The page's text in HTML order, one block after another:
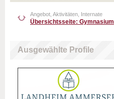
Angebot, Aktivitäten, Internate
Übersichtsseite: Gymnasium
Ausgewählte Profile